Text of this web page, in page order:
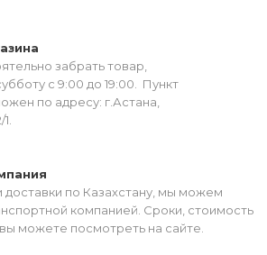
забрать товар,
с 9:00 до 19:00. Пункт
по адресу: г.Астана,
по Казахстану, мы можем
компанией. Сроки, стоимость
можете посмотреть на сайте.